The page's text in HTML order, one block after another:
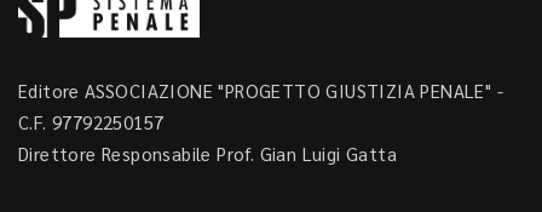
Editore ASSOCIAZIONE "PROGETTO GIUSTIZIA PENALE" -
C.F. 97792250157
Direttore Responsabile Prof. Gian Luigi Gatta